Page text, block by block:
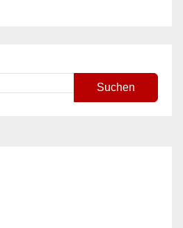
Suchen